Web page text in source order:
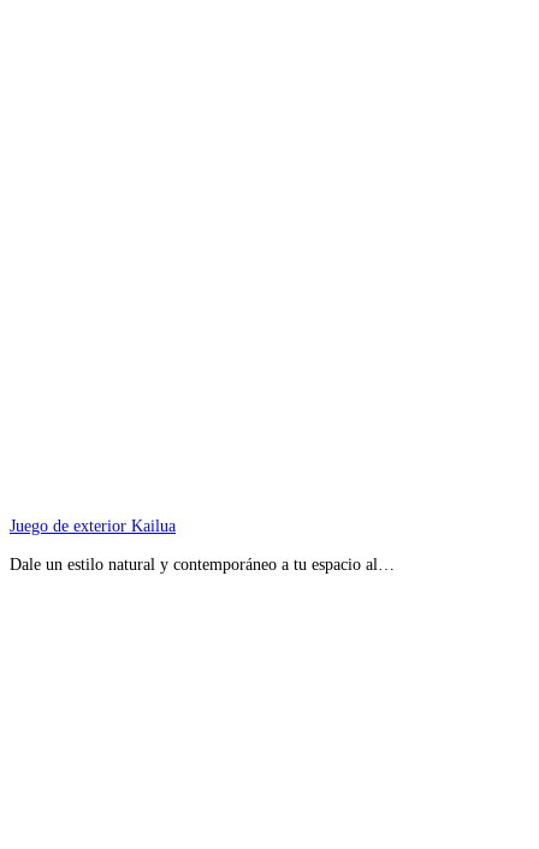
Juego de exterior Kailua
Dale un estilo natural y contemporáneo a tu espacio al…